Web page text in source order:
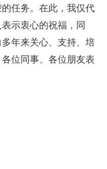
任务。在此，我仅代
示衷心的祝福，同
年来关心、支持、培
位同事、各位朋友表